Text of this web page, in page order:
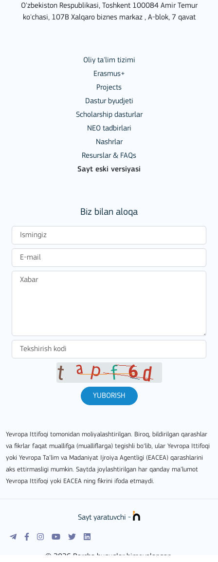
O'zbekiston Respublikasi, Toshkent 100084 Amir Temur
ko'chasi, 107B Xalqaro biznes markaz , A-blok, 7 qavat
Oliy ta'lim tizimi
Erasmus+
Projects
Dastur byudjeti
Scholarship dasturlar
NEO tadbirlari
Nashrlar
Resurslar & FAQs
Sayt eski versiyasi
Biz bilan aloqa
YUBORISH
Yevropa Ittifoqi tomonidan moliyalashtirilgan. Biroq, bildirilgan qarashlar
va fikrlar faqat muallifga (mualliflarga) tegishli bo‘lib, ular Yevropa Ittifoqi
yoki Yevropa Ta’lim va Madaniyat Ijroiya Agentligi (EACEA) qarashlarini
aks ettirmasligi mumkin. Saytda joylashtirilgan har qanday ma’lumot
Yevropa Ittifoqi yoki EACEA ning fikrini ifoda etmaydi.
Sayt yaratuvchi -
© 2026 Barcha huquqlar himoyalangan.